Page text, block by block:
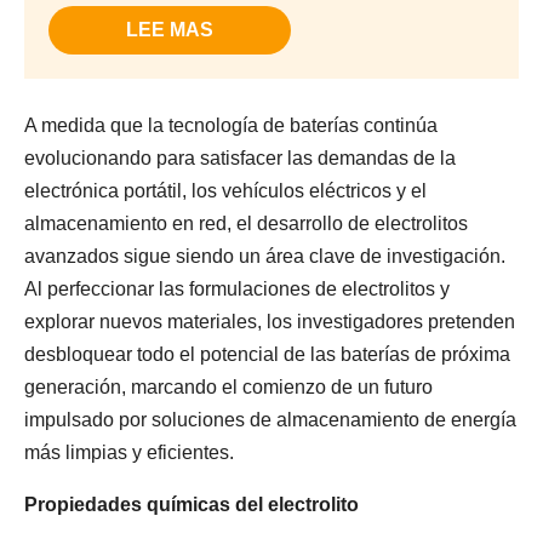
LEE MAS
A medida que la tecnología de baterías continúa
evolucionando para satisfacer las demandas de la
electrónica portátil, los vehículos eléctricos y el
almacenamiento en red, el desarrollo de electrolitos
avanzados sigue siendo un área clave de investigación.
Al perfeccionar las formulaciones de electrolitos y
explorar nuevos materiales, los investigadores pretenden
desbloquear todo el potencial de las baterías de próxima
generación, marcando el comienzo de un futuro
impulsado por soluciones de almacenamiento de energía
más limpias y eficientes.
Propiedades químicas del electrolito